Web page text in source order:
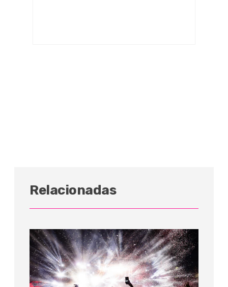
Relacionadas